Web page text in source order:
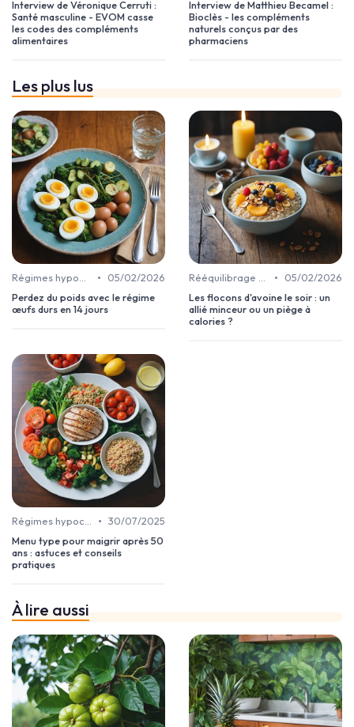
Interview de Véronique Cerruti :
Santé masculine - EVOM casse
les codes des compléments
alimentaires
Interview de Matthieu Becamel :
Bioclès - les compléments
naturels conçus par des
pharmaciens
Les plus lus
Régimes hypocaloriques •
05/02/2026
Perdez du poids avec le régime
œufs durs en 14 jours
Rééquilibrage alimentaire •
05/02/2026
Les flocons d'avoine le soir : un
allié minceur ou un piège à
calories ?
Régimes hypocaloriques • 30/07/2025
Menu type pour maigrir après 50
ans : astuces et conseils
pratiques
À lire aussi